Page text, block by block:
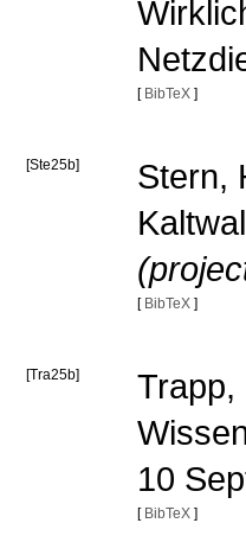
[ BibTeX ]
[Ste25b]
Stern,
[ BibTeX ]
[Tra25b]
Trapp,
10
[ BibTeX ]